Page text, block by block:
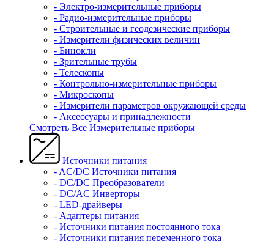
- Электро-измерительные приборы
- Радио-измерительные приборы
- Строительные и геодезические приборы
- Измерители физических величин
- Бинокли
- Зрительные трубы
- Телескопы
- Контрольно-измерительные приборы
- Микроскопы
- Измерители параметров окружающей среды
- Аксессуары и принадлежности
Смотреть Все Измерительные приборы
Источники питания
- AC/DC Источники питания
- DC/DC Преобразователи
- DC/AC Инверторы
- LED-драйверы
- Адаптеры питания
- Источники питания постоянного тока
- Источники питания переменного тока